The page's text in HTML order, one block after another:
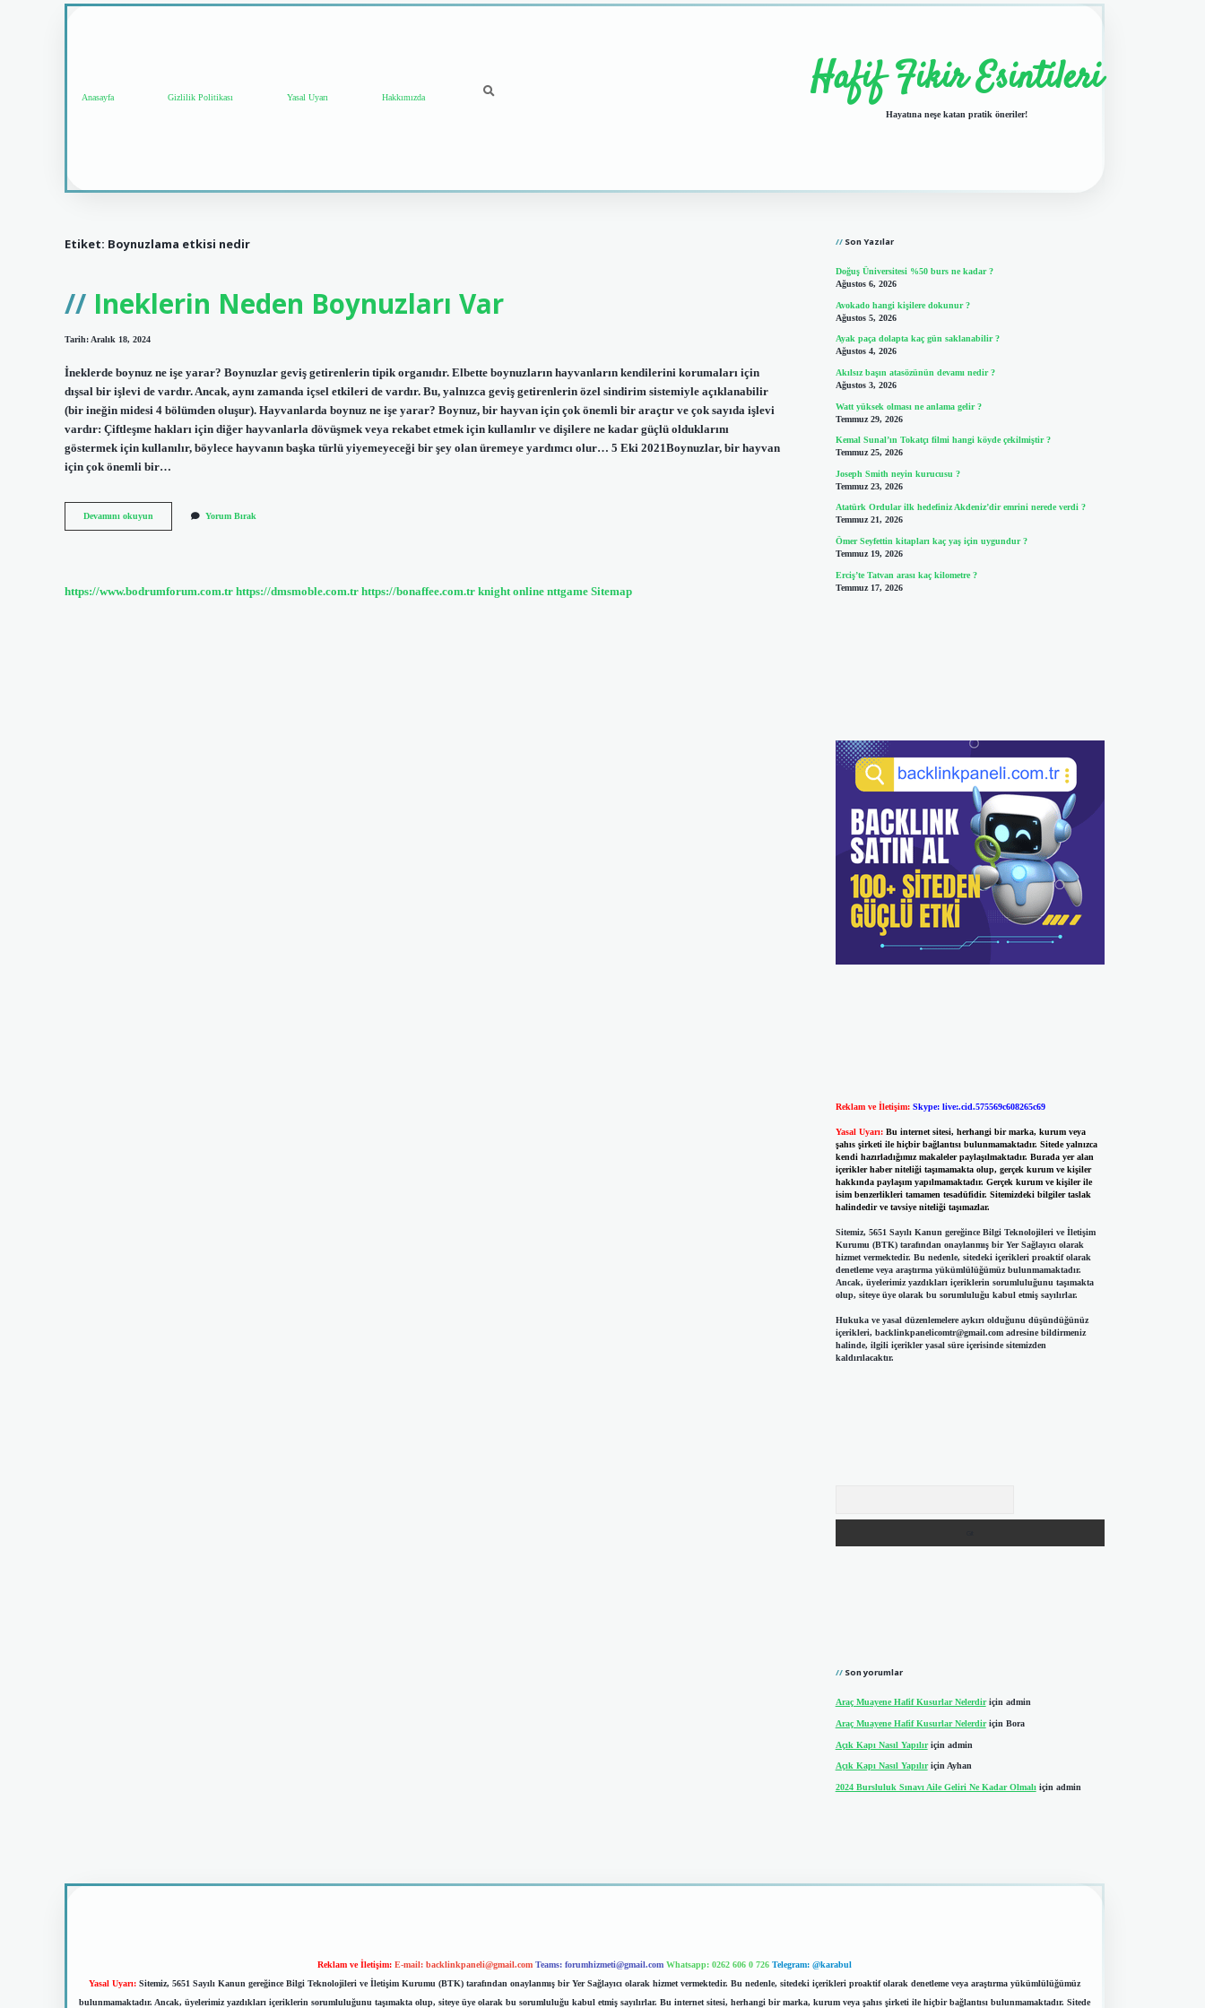
Anasayfa Gizlilik Politikası Yasal Uyarı Hakkımızda Hafif Fikir Esintileri
Hayatına neşe katan pratik öneriler!
Etiket: Boynuzlama etkisi nedir
Ineklerin Neden Boynuzları Var
Tarih: Aralık 18, 2024
İneklerde boynuz ne işe yarar? Boynuzlar geviş getirenlerin tipik organıdır. Elbette boynuzların hayvanların kendilerini korumaları için
dışsal bir işlevi de vardır. Ancak, aynı zamanda içsel etkileri de vardır. Bu, yalnızca geviş getirenlerin özel sindirim sistemiyle açıklanabilir
(bir ineğin midesi 4 bölümden oluşur). Hayvanlarda boynuz ne işe yarar? Boynuz, bir hayvan için çok önemli bir araçtır ve çok sayıda işlevi
vardır: Çiftleşme hakları için diğer hayvanlarla dövüşmek veya rekabet etmek için kullanılır ve dişilere ne kadar güçlü olduklarını
göstermek için kullanılır, böylece hayvanın başka türlü yiyemeyeceği bir şey olan üremeye yardımcı olur… 5 Eki 2021Boynuzlar, bir hayvan
için çok önemli bir…
Devamını okuyun
Neden
Yorum Bırak
https://www.bodrumforum.com.tr https://dmsmoble.com.tr https://bonaffee.com.tr knight online nttgame Sitemap
Son Yazılar
Doğuş Üniversitesi %50 burs ne kadar ?
Ağustos 6, 2026
Avokado hangi kişilere dokunur ?
Ağustos 5, 2026
Ayak paça dolapta kaç gün saklanabilir ?
Ağustos 4, 2026
Akılsız başın atasözünün devamı nedir ?
Ağustos 3, 2026
Watt yüksek olması ne anlama gelir ?
Temmuz 29, 2026
Kemal Sunal’ın Tokatçı filmi hangi köyde çekilmiştir ?
Temmuz 25, 2026
Joseph Smith neyin kurucusu ?
Temmuz 23, 2026
Atatürk Ordular ilk hedefiniz Akdeniz’dir emrini nerede verdi ?
Temmuz 21, 2026
Ömer Seyfettin kitapları kaç yaş için uygundur ?
Temmuz 19, 2026
Erciş’te Tatvan arası kaç kilometre ?
Temmuz 17, 2026
Reklam ve İletişim: Skype: live:.cid.575569c608265c69
Yasal Uyarı: Bu internet sitesi, herhangi bir marka, kurum veya
şahıs şirketi ile hiçbir bağlantısı bulunmamaktadır. Sitede yalnızca
kendi hazırladığımız makaleler paylaşılmaktadır. Burada yer alan
içerikler haber niteliği taşımamakta olup, gerçek kurum ve kişiler
hakkında paylaşım yapılmamaktadır. Gerçek kurum ve kişiler ile
isim benzerlikleri tamamen tesadüfidir. Sitemizdeki bilgiler taslak
halindedir ve tavsiye niteliği taşımazlar.
Sitemiz, 5651 Sayılı Kanun gereğince Bilgi Teknolojileri ve İletişim
Kurumu (BTK) tarafından onaylanmış bir Yer Sağlayıcı olarak
hizmet vermektedir. Bu nedenle, sitedeki içerikleri proaktif olarak
denetleme veya araştırma yükümlülüğümüz bulunmamaktadır.
Ancak, üyelerimiz yazdıkları içeriklerin sorumluluğunu taşımakta
olup, siteye üye olarak bu sorumluluğu kabul etmiş sayılırlar.
Hukuka ve yasal düzenlemelere aykırı olduğunu düşündüğünüz
içerikleri, backlinkpanelicomtr@gmail.comadresine bildirmeniz
halinde, ilgili içerikler yasal süre içerisinde sitemizden
kaldırılacaktır.
Son yorumlar
Araç Muayene Hafif Kusurlar Nelerdiriçin admin
Araç Muayene Hafif Kusurlar Nelerdiriçin Bora
Açık Kapı Nasıl Yapılıriçin admin
Açık Kapı Nasıl Yapılıriçin Ayhan
2024 Bursluluk Sınavı Aile Geliri Ne Kadar Olmalıiçin admin
Reklam ve İletişim: E-mail: backlinkpaneli@gmail.com Teams: forumhizmeti@gmail.com Whatsapp: 0262 606 0 726 Telegram: @karabul
Yasal Uyarı: Sitemiz, 5651 Sayılı Kanun gereğince Bilgi Teknolojileri ve İletişim Kurumu (BTK) tarafından onaylanmış bir Yer Sağlayıcı olarak hizmet vermektedir. Bu nedenle, sitedeki içerikleri proaktif olarak denetleme veya araştırma yükümlülüğümüz
bulunmamaktadır. Ancak, üyelerimiz yazdıkları içeriklerin sorumluluğunu taşımakta olup, siteye üye olarak bu sorumluluğu kabul etmiş sayılırlar. Bu internet sitesi, herhangi bir marka, kurum veya şahıs şirketi ile hiçbir bağlantısı bulunmamaktadır. Sitede